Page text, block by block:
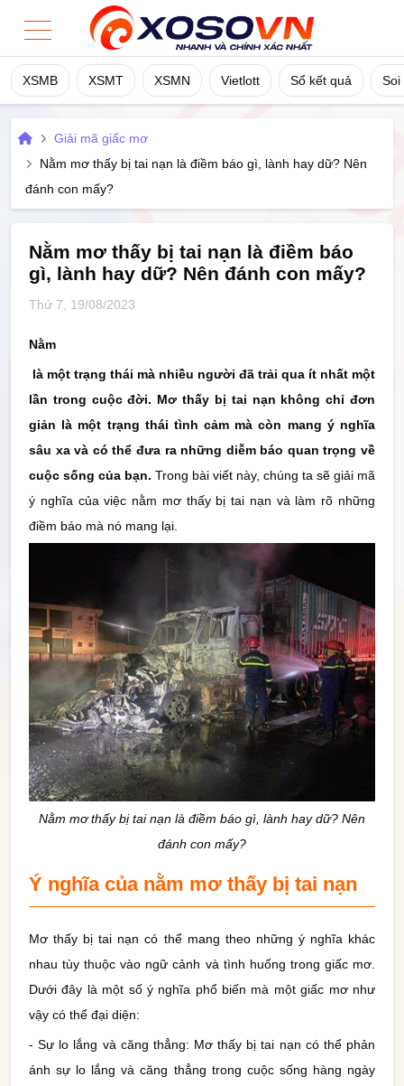
XSMB XSMT XSMN Vietlott Sổ kết quả Soi
Home
XSMT
XSMN
Sổ Kết Quả
Công cụ
Quay Thử
Mơ
Tin
Tức
Giải mã giấc mơ
Nằm mơ thấy bị tai nạn là điềm báo gì, lành hay dữ? Nên
đánh con mấy?
Nằm mơ thấy bị tai nạn là điềm báo
gì, lành hay dữ? Nên đánh con mấy?
Thứ 7, 19/08/2023
Nằm
là một trạng thái mà nhiều người đã trải qua ít nhất một
lần trong cuộc đời. Mơ thấy bị tai nạn không chỉ đơn
giản là một trạng thái tình cảm mà còn mang ý nghĩa
sâu xa và có thể đưa ra những diễm báo quan trọng về
cuộc sống của bạn. Trong bài viết này, chúng ta sẽ giải mã
ý nghĩa của việc nằm mơ thấy bị tai nạn và làm rõ những
điềm báo mà nó mang lại.
Nằm mơ thấy bị tai nạn là điềm báo gì, lành hay dữ? Nên
đánh con mấy?
Ý nghĩa của nằm mơ thấy bị tai nạn
Mơ thấy bị tai nạn có thể mang theo những ý nghĩa khác
nhau tùy thuộc vào ngữ cảnh và tình huống trong giấc mơ.
Dưới đây là một số ý nghĩa phổ biến mà một giấc mơ như
vậy có thể đại diện:
- Sự lo lắng và căng thẳng: Mơ thấy bị tai nạn có thể phản
ánh sự lo lắng và căng thẳng trong cuộc sống hàng ngày